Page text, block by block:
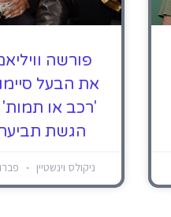
פורשה
את הבעל
'רכב או תמות'
הגשת תביעת
ניקולס וינשטיין פברואר